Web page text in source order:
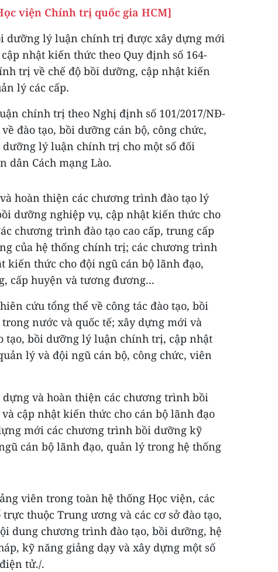
viện Chính trị quốc gia HCM]
dưỡng lý luận chính trị được xây dựng mới
nhật kiến thức theo Quy định số 164-
trị về chế độ bồi dưỡng, cập nhật kiến
lý các cấp.
chính trị theo Nghị định số 101/2017/NĐ-
đào tạo, bồi dưỡng cán bộ, công chức,
lý luận chính trị cho một số đối
dân Cách mạng Lào.
hoàn thiện các chương trình đào tạo lý
dưỡng nghiệp vụ, cập nhật kiến thức cho
chương trình đào tạo cao cấp, trung cấp
của hệ thống chính trị; các chương trình
kiến thức cho đội ngũ cán bộ lãnh đạo,
cấp huyện và tương đương...
cứu tổng thể về công tác đào tạo, bồi
nước và quốc tế; xây dựng mới và
tạo, bồi dưỡng lý luận chính trị, cập nhật
lý và đội ngũ cán bộ, công chức, viên
và hoàn thiện các chương trình bồi
cập nhật kiến thức cho cán bộ lãnh đạo
mới các chương trình bồi dưỡng kỹ
cán bộ lãnh đạo, quản lý trong hệ thống
viên trong toàn hệ thống Học viện, các
thuộc Trung ương và các cơ sở đào tạo,
dung chương trình đào tạo, bồi dưỡng, hệ
kỹ năng giảng dạy và xây dựng một số
tử./.